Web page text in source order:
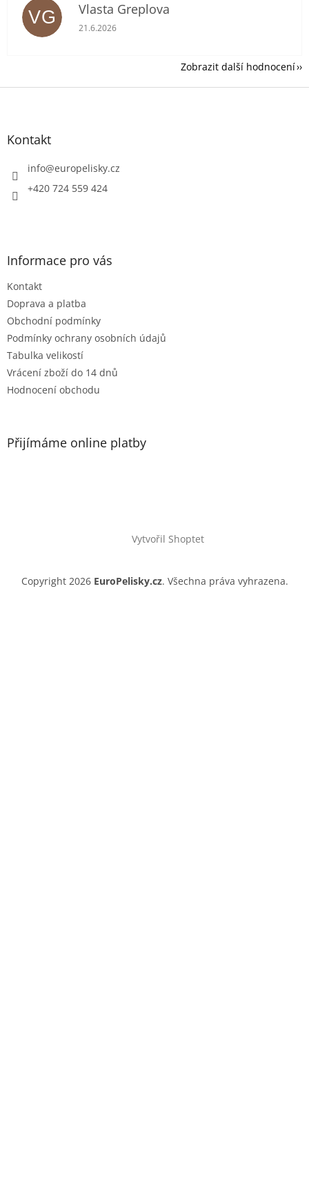
VG Vlasta Greplova
Hodnocení obchodu je 5 z 5 hvězdiček.
21.6.2026
Zobrazit další hodnocení
Z
Kontakt
info@europelisky.cz
+420 724 559 424
Informace pro vás
Kontakt
Doprava a platba
Obchodní podmínky
Podmínky ochrany osobních údajů
Tabulka velikostí
Vrácení zboží do 14 dnů
Hodnocení obchodu
Přijímáme online platby
Vytvořil Shoptet
Copyright 2026 EuroPelisky.cz. Všechna práva vyhrazena.